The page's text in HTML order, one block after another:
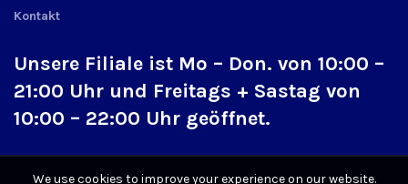
Kontakt
Unsere Filiale ist Mo – Don. von 10:00 –
21:00 Uhr und Freitags + Sastag von
10:00 – 22:00 Uhr geöffnet.
We use cookies to improve your experience on our website.